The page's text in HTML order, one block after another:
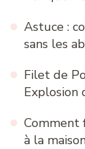
Astuce :
sans les
Filet de
Explosion
Comment
à la